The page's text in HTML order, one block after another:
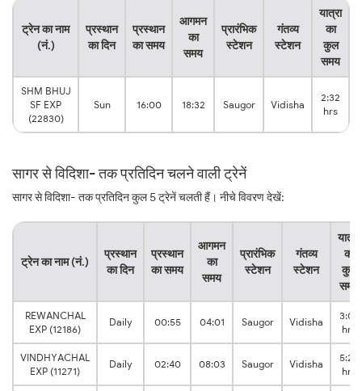
ट्रेन का नाम
(नं.)
प्रस्थान
का दिन
प्रस्थान
का समय
आगमन
का
समय
प्रारंभिक
स्टेशन
गंतव्य
स्टेशन
यात्रा
का
कुल
समय
SHM BHUJ
SF EXP
(22830)
Sun 16:00 18:32 Saugor Vidisha
2:32
hrs
सागर से विदिशा- तक प्रतिदिन चलने वाली ट्रेनें
सागर से विदिशा- तक प्रतिदिन कुल 5 ट्रेनें चलती हैं। नीचे विवरण देखें:
ट्रेन का नाम (नं.)
प्रस्थान
का दिन
प्रस्थान
का समय
आगमन
का
समय
प्रारंभिक
स्टेशन
गंतव्य
स्टेशन
यात्रा
का
कुल
समय
REWANCHAL
EXP (12186)
Daily 00:55 04:01 Saugor Vidisha
3:06
hrs
VINDHYACHAL
EXP (11271)
Daily 02:40 08:03 Saugor Vidisha
5:23
hrs